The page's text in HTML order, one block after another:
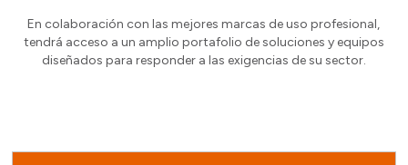
En colaboración con las mejores marcas de uso profesional,
tendrá acceso a un amplio portafolio de soluciones y equipos
diseñados para responder a las exigencias de su sector.